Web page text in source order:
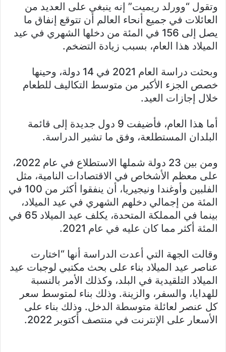
وتقول “وورلد ريميت” إنه ينبغي على العديد من
العائلات في جميع أنحاء العالم أن تتوقع إنفاق ما
يصل إلى 156 في المئة من دخلها الشهري في عيد
الميلاد هذا العام، بسبب زيادة التضخم.
وبحثت دراسة العام 2021 في 14 دولة، وحينها
خصص الجزء الأكبر من متوسط التكاليف للطعام
خلال إجازات العيد.
أما هذا العام، فأضيفت 9 دول جديدة إلى قائمة
البلدان المستطلعة، وفق ما تشير الدراسة.
ومن بين 23 دولة شملها الاستطلاع في عام 2022،
على معظم الأشخاص في الاقتصادات النامية، مثل
الفلبين وأوغندا ونيجيريا، أن ينفقوا أكثر من 100 في
المئة من إجمالي دخلهم الشهري في عيد الميلاد،
بينما في المملكة المتحدة، يكلف عيد الميلاد 65 في
المئة أكثر مما كان عليه في عام 2021.
وقالت الجهة التي أعدت الدراسة أنها “اختارت
عناصر عيد الميلاد بناء على بحث مكتبي لوجبات عيد
الميلاد التلقيدية في البلد، وكذلك الأمر بالنسبة
للهدايا، والسفر، والزينة. وذلك بناء لمتوسط سعر
كل عنصر لعائلة متوسطة الدخل. وذلك بناء على
الأسعار على الإنترنت في منتصف أكتوبر 2022.